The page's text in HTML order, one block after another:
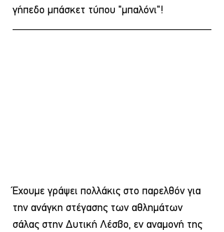
γήπεδο μπάσκετ τύπου "μπαλόνι"!
Έχουμε γράψει πολλάκις στο παρελθόν για
την ανάγκη στέγασης των αθλημάτων
σάλας στην Δυτική Λέσβο, εν αναμονή της